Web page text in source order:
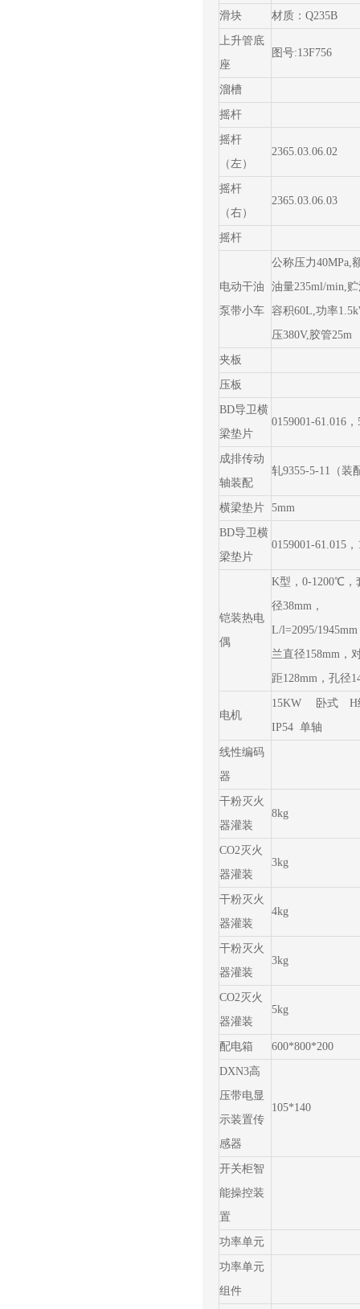
滑块 材质：Q235B
上升管底
座
图号:13F756
溜槽
摇杆
摇杆
（左）
2365.03.06.02
摇杆
（右）
2365.03.06.03
摇杆
电动干油
泵带小车
公称压力40MPa,
油量235ml/min,
容积60L,功率
压380V,胶管25m
夹板
压板
BD导卫横
梁垫片
0159001-61.016，
成排传动
轴装配
轧9355-5-11（装
横梁垫片 5mm
BD导卫横
梁垫片
0159001-61.015，
铠装热电
偶
K型，0-1200℃，
径38mm，
L/l=2095/
兰直径158mm，
距128mm，孔径
电机
15KW 卧式
IP54 单轴
线性编码
器
干粉灭火
器灌装
8kg
CO2灭火
器灌装
3kg
干粉灭火
器灌装
4kg
干粉灭火
器灌装
3kg
CO2灭火
器灌装
5kg
配电箱 600*800*200
DXN3高
压带电显
示装置传
感器
105*140
开关柜智
能操控装
置
功率单元
功率单元
组件